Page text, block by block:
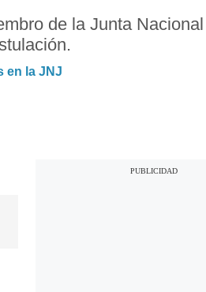
de la Junta
en la JNJ